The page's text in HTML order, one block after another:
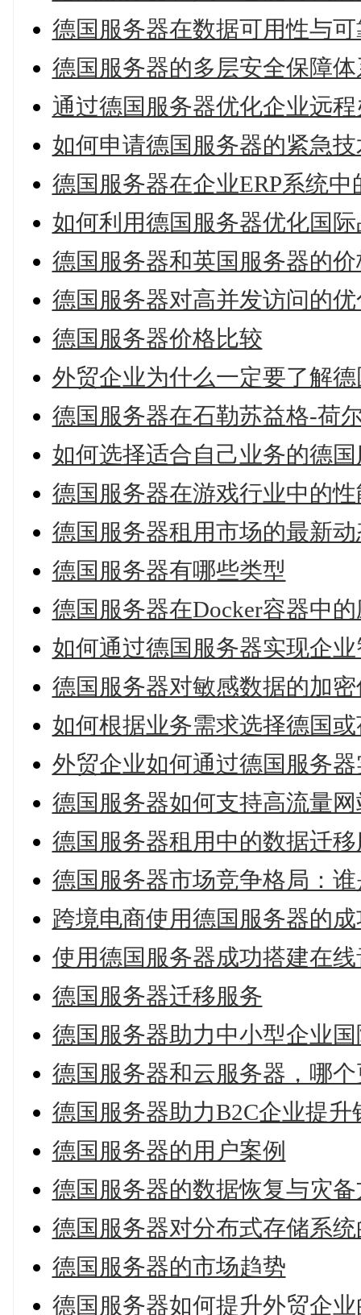
德国服务器在数据可用性与
德国服务器的多层安全保障
通过德国服务器优化企业远
如何申请德国服务器的紧急
德国服务器在企业ERP系统中
如何利用德国服务器优化国
德国服务器和英国服务器的
德国服务器对高并发访问的
德国服务器价格比较
外贸企业为什么一定要了解
德国服务器在石勒苏益格-荷
如何选择适合自己业务的德
德国服务器在游戏行业中的
德国服务器租用市场的最新
德国服务器有哪些类型
德国服务器在Docker容器中
如何通过德国服务器实现企
德国服务器对敏感数据的加
如何根据业务需求选择德国
外贸企业如何通过德国服务
德国服务器如何支持高流量
德国服务器租用中的数据迁
德国服务器市场竞争格局：
跨境电商使用德国服务器的
使用德国服务器成功搭建在
德国服务器迁移服务
德国服务器助力中小型企业
德国服务器和云服务器，哪
德国服务器助力B2C企业提
德国服务器的用户案例
德国服务器的数据恢复与灾
德国服务器对分布式存储系
德国服务器的市场趋势
德国服务器如何提升外贸企